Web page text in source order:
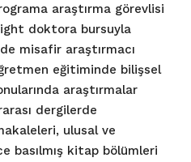
araştırma görevlisi
doktora bursuyla
misafir araştırmacı
eğitiminde bilişsel
araştırmalar
dergilerde
ulusal ve
basılmış kitap bölümleri